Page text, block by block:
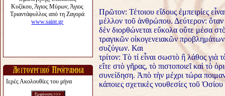
Ιερές Ακολουθίες του μήνα
Πρῶτον: Τέτοιου εἴδους ἐμπειρίες
μέλλον τοῦ ἀνθρώπου. Δεύτερον: ὅταν
δὲν διορθώνεται εὔκολα οὔτε μέσα
τραγικῶν οἰκογενειακῶν
συζύγων. Και
τρίτον: Τὸ τί εἶναι σωστὸ ἢ λάθος γιὰ
εἴτε στὸ γῆρας, τὸ πιστοποιεῖ καὶ τὸ
συνείδηση. Ἀπὸ τὴν μέχρι τώρα
κάποιες σχετικὲς νουθεσίες τοῦ